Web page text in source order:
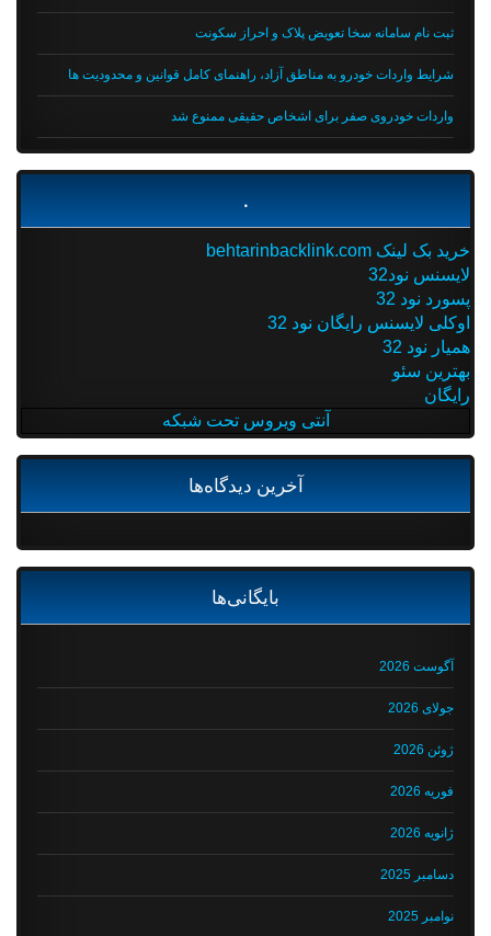
ثبت نام سامانه سخا تعویض پلاک و احراز سکونت
شرایط واردات خودرو به مناطق آزاد، راهنمای کامل قوانین و محدودیت ها
واردات خودروی صفر برای اشخاص حقیقی ممنوع شد
خرید بک لینک behtarinbacklink.com
لایسنس نود32
پسورد نود 32
اوکلی لایسنس رایگان نود 32
همیار نود 32
بهترین سئو
رایگان
آنتی ویروس تحت شبکه
آخرین دیدگاه‌ها
بایگانی‌ها
آگوست 2026
جولای 2026
ژوئن 2026
فوریه 2026
ژانویه 2026
دسامبر 2025
نوامبر 2025